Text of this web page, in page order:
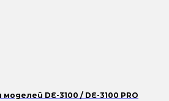
DE-3100 / DE-3100 PRO